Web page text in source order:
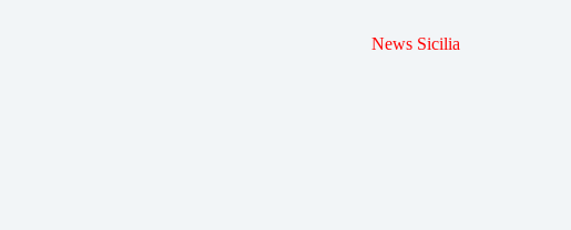
News Sicilia